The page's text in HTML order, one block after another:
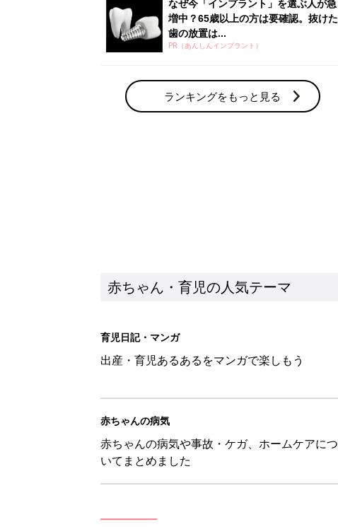
なぜ今「インプラント」を選ぶ人が急
増中？65歳以上の方は要確認。抜けた
歯の放置は...
PR（あんしんインプラント）
ランキングをもっと見る
赤ちゃん・育児の人気テーマ
育児日記・マンガ
出産・育児あるあるをマンガで楽しもう
赤ちゃんの病気
赤ちゃんの病気や事故・ケガ、ホームケアにつ
いてまとめました